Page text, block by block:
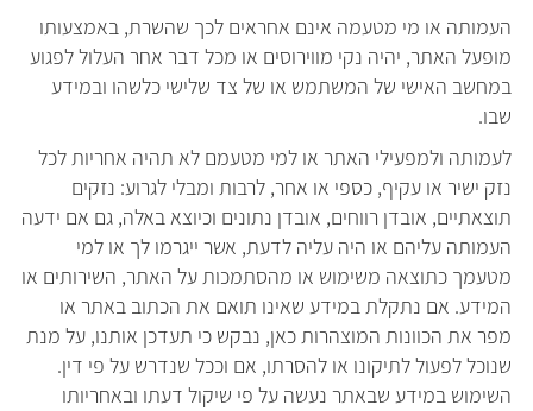
העמותה או מי מטעמה אינם אחראים לכך שהשרת, באמצעותו
מופעל האתר, יהיה נקי מווירוסים או מכל דבר אחר העלול לפגוע
במחשב האישי של המשתמש או של צד שלישי כלשהו ובמידע
שבו.
לעמותה ולמפעילי האתר או למי מטעמם לא תהיה אחריות לכל
נזק ישיר או עקיף, כספי או אחר, לרבות ומבלי לגרוע: נזקים
תוצאתיים, אובדן רווחים, אובדן נתונים וכיוצא באלה, גם אם ידעה
העמותה עליהם או היה עליה לדעת, אשר ייגרמו לך או למי
מטעמך כתוצאה משימוש או מהסתמכות על האתר, השירותים או
המידע. אם נתקלת במידע שאינו תואם את הכתוב באתר או
מפר את הכוונות המוצהרות כאן, נבקש כי תעדכן אותנו, על מנת
שנוכל לפעול לתיקונו או להסרתו, אם וככל שנדרש על פי דין.
השימוש במידע שבאתר נעשה על פי שיקול דעתו ובאחריותו